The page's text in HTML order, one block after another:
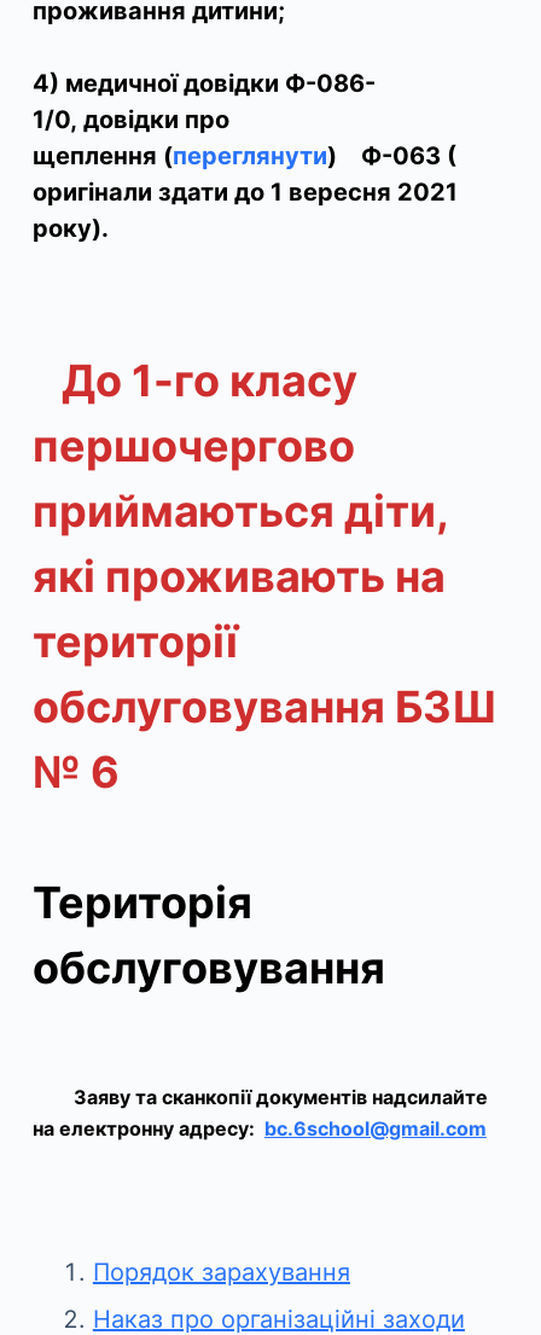
проживання дитини;
4) медичної довідки Ф-086-
1/0, довідки про
щеплення (переглянути) Ф-063 (
оригінали здати до 1 вересня 2021
року).
До 1-го класу
першочергово
приймаються діти,
які проживають на
території
обслуговування БЗШ
№ 6
Територія
обслуговування
Заяву та сканкопії документів надсилайте
на електронну адресу: bc.6school@gmail.com
Порядок зарахування
Наказ про організаційні заходи